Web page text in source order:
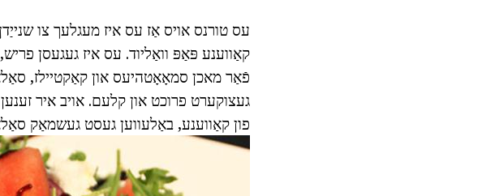
עס טורנס אויס אַז עס איז מעגלעך צו
קאַווענע פּאַפּ וואַליוד. עס איז געגעסן פריש,
פֿאַר מאכן סמאָאָטהיעס און קאַקטיילז,
געצוקערט פרוכט און קלעם. אויב איר
פון קאַווענע, באַלעווען געסט געשמאַק